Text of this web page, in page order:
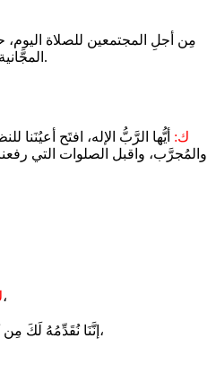
المجَّانية، فَلا نعبُدَ ونَسجُدَ إلا للرَّبِّ وحدَهُ.
ك: أيُّها الرَّبُّ الإله، افتَح أعيُنَنا
والمُجرَّب، واقبل الصلوات التي
تَبَارَكْتَ، أَيُّهَا الرَّبُّ، إلٰهَ الكَوْن،
إنَّنَا نُقَدِّمُهُ لَكَ مِن ثَمَرِ الأرْضِ ومِنْ صُنْعِ يَدِ الإنْسَان،